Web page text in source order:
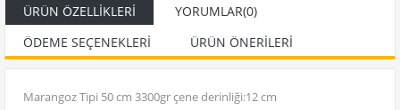
ÜRÜN ÖZELLIKLERI YORUMLAR(0)
ÖDEME SEÇENEKLERI
ÜRÜN ÖNERILERI
Marangoz Tipi 50 cm 3300gr çene derinliği:12 cm